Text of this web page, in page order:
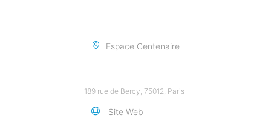
Espace Centenaire
189 rue de Bercy, 75012, Paris
Site Web